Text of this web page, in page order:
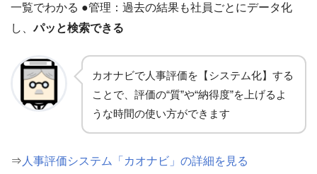
一覧でわかる ●管理：過去の結果も社員ごとにデータ化
し、パッと検索できる
カオナビで人事評価を【システム化】する
ことで、評価の“質”や“納得度”を上げるよ
うな時間の使い方ができます
⇒ 人事評価システム「カオナビ」の詳細を見る